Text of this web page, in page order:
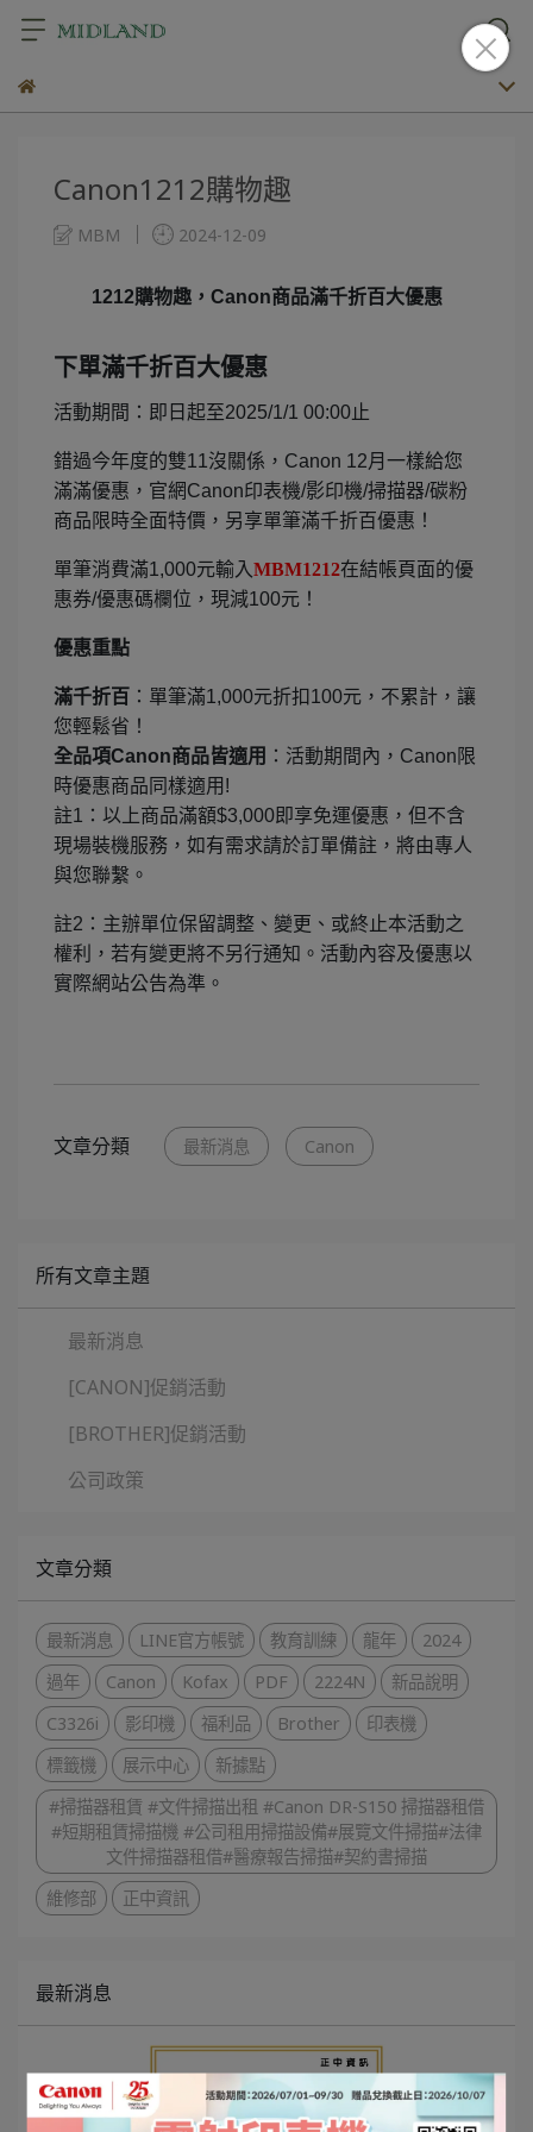
Canon1212購物趣
MBM 2024-12-09
1212購物趣， Canon商品滿千折百大優惠
下單滿千折百大優惠
活動期間：即日起至2025/1/1 00:00止
錯過今年度的雙11 沒關係， Canon 12月一樣給您
滿滿優惠，官網Canon印表機/影印機/掃描器/碳粉
商品限時全面特價，另享單筆滿千折百優惠！
單筆消費滿1,000元輸入MBM1212在結帳頁面的優
惠券/優惠碼欄位，現減100元！
優惠重點
滿千折百 ：單筆滿1,000元折扣 100元，不累計，讓
您輕鬆省！
全品項Canon商品皆適用 ：活動期間內， Canon 限
時優惠商品同樣適用 !
註1 ：以上商品滿額$3,000即享免運優惠，但不含
現場裝機服務，如有需求請於訂單備註，將由專人
與您聯繫。
註2 ：主辦單位保留調整、變更、或終止本活動之
權利，若有變更將不另行通知。活動內容及優惠以
實際網站公告為準。
文章分類 最新消息 Canon
所有文章主題
最新消息
[CANON]促銷活動
[BROTHER]促銷活動
公司政策
文章分類
最新消息 LINE官方帳號 教育訓練 龍年
2024
過年
Canon Kofax PDF 2224N
新品說明
C3326i
影印機 福利品 Brother
印表機
標籤機
展示中心
新據點
#掃描器租賃 #文件掃描出租 #Canon DR-S150 掃描器租借
#短期租賃掃描機 #公司租用掃描設備#展覽文件掃描#法律
文件掃描器租借#醫療報告掃描#契約書掃描
維修部
正中資訊
最新消息